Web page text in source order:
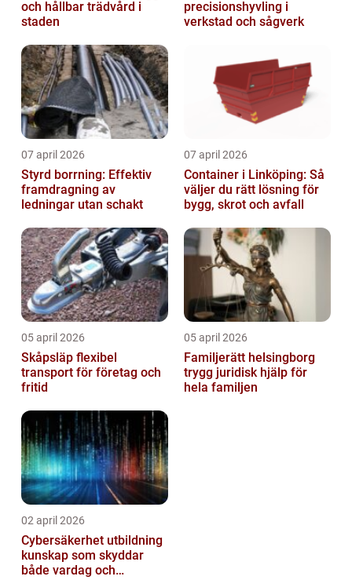
och hållbar trädvård i
staden
precisionshyvling i
verkstad och sågverk
07 april 2026
Styrd borrning: Effektiv
framdragning av
ledningar utan schakt
07 april 2026
Container i Linköping: Så
väljer du rätt lösning för
bygg, skrot och avfall
05 april 2026
Skåpsläp flexibel
transport för företag och
fritid
05 april 2026
Familjerätt helsingborg
trygg juridisk hjälp för
hela familjen
02 april 2026
Cybersäkerhet utbildning
kunskap som skyddar
både vardag och